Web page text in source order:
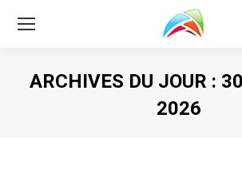
ARCHIVES DU JOUR :
2026